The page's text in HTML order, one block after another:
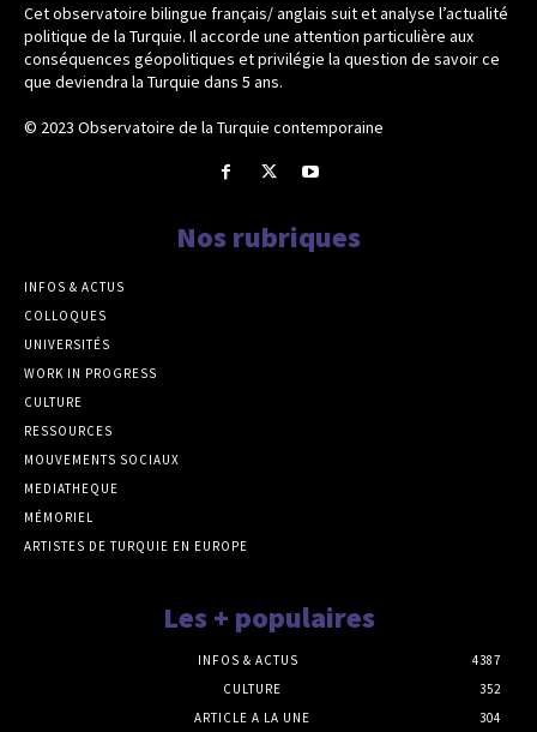
Cet observatoire bilingue français/ anglais suit et analyse l’actualité
politique de la Turquie. Il accorde une attention particulière aux
conséquences géopolitiques et privilégie la question de savoir ce
que deviendra la Turquie dans 5 ans.
© 2023 Observatoire de la Turquie contemporaine
Nos rubriques
INFOS & ACTUS
COLLOQUES
UNIVERSITÉS
WORK IN PROGRESS
CULTURE
RESSOURCES
MOUVEMENTS SOCIAUX
MEDIATHEQUE
MÉMORIEL
ARTISTES DE TURQUIE EN EUROPE
Les + populaires
INFOS & ACTUS
4387
CULTURE
352
ARTICLE A LA UNE
304